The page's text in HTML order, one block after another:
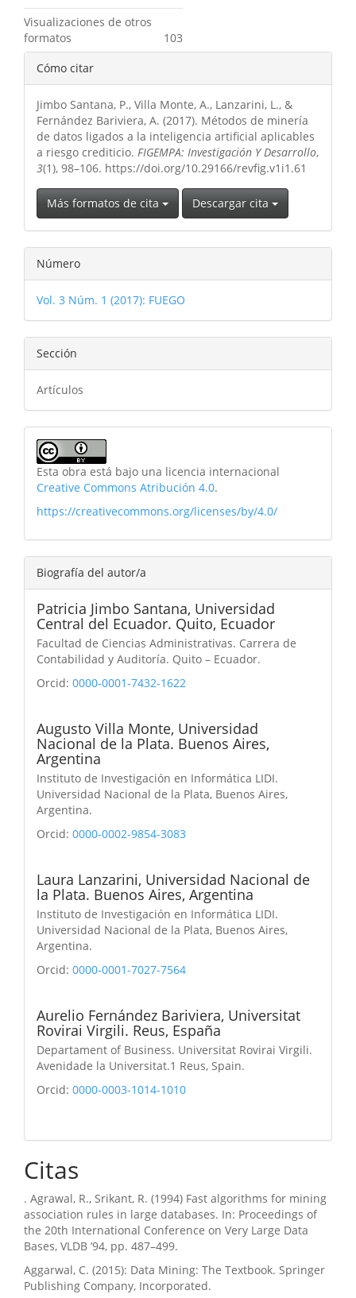
Visualizaciones de otros
formatos
103
Detalles
del
artículo
Cómo citar
Jimbo Santana, P., Villa Monte, A., Lanzarini, L., &
Fernández Bariviera, A. (2017). Métodos de minería
de datos ligados a la inteligencia artificial aplicables
a riesgo crediticio. FIGEMPA: Investigación Y Desarrollo,
3(1), 98–106. https://doi.org/10.29166/revfig.v1i1.61
Más formatos de cita Descargar cita
Número
Vol. 3 Núm. 1 (2017): FUEGO
Sección
Artículos
Esta obra está bajo una licencia internacional
Creative Commons Atribución 4.0.
https://creativecommons.org/licenses/by/4.0/
Biografía del autor/a
Patricia Jimbo Santana, Universidad
Central del Ecuador. Quito, Ecuador
Facultad de Ciencias Administrativas. Carrera de
Contabilidad y Auditoría. Quito – Ecuador.
Orcid: 0000-0001-7432-1622
Augusto Villa Monte, Universidad
Nacional de la Plata. Buenos Aires,
Argentina
Instituto de Investigación en Informática LIDI.
Universidad Nacional de la Plata, Buenos Aires,
Argentina.
Orcid: 0000-0002-9854-3083
Laura Lanzarini, Universidad Nacional de
la Plata. Buenos Aires, Argentina
Instituto de Investigación en Informática LIDI.
Universidad Nacional de la Plata, Buenos Aires,
Argentina.
Orcid: 0000-0001-7027-7564
Aurelio Fernández Bariviera, Universitat
Rovirai Virgili. Reus, España
Departament of Business. Universitat Rovirai Virgili.
Avenidade la Universitat.1 Reus, Spain.
Orcid: 0000-0003-1014-1010
Citas
. Agrawal, R., Srikant, R. (1994) Fast algorithms for mining
association rules in large databases. In: Proceedings of
the 20th International Conference on Very Large Data
Bases, VLDB ’94, pp. 487–499.
Aggarwal, C. (2015): Data Mining: The Textbook. Springer
Publishing Company, Incorporated.